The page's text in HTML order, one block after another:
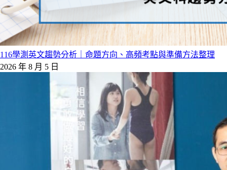
116學測英文趨勢分析｜命題方向、高頻考點與準備方法整理
2026 年 8 月 5 日